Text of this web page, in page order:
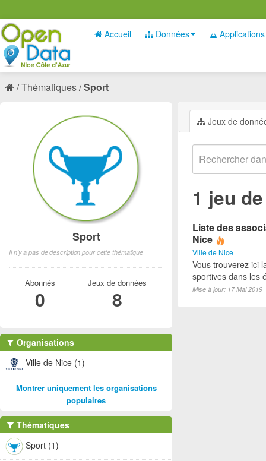
Accueil Données Applications
Thématiques Sport
Jeux de
1 jeu
Liste des
Nice
Ville de Nice
Vous trouverez ici
sportives dans les
Mise à jour: 17 Mai 2019
Sport
Il n'y a pas de description pour cette thématique
Abonnés
0
Jeux de données
8
Organisations
Ville de Nice (1)
Montrer uniquement les organisations
populaires
Thématiques
Sport (1)